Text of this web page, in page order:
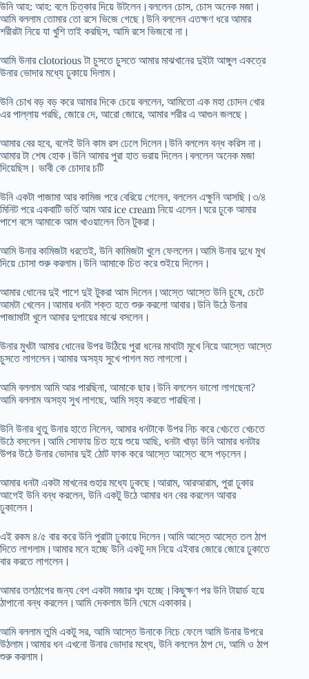
উনি আহ: আহ: বলে চিত্কার দিয়ে উটলেন।বললেন চোস, চোস অনেক মজা।
আমি বললাম তোমার তো রসে ভিজে গেছে।উনি বললেন এতক্ষণ ধরে আমার
শরীরটা নিয়ে যা খুশি তাই করছিস, আমি রসে ভিজবো না।
আমি উনার clotorious টা চুসতে চুসতে আমার মাঝখানের দুইটা আঙ্গুল একত্রে
উনার ভোদার মধ্যে ঢুকায়ে দিলাম।
উনি চোখ বড় বড় করে আমার দিকে চেয়ে বললেন, আমিতো এক মহা চোদন খোর
এর পাল্লায় পরছি, জোরে দে, আরো জোরে, আমার শরীর এ আগুন জলছে।
আমার বের হবে, বলেই উনি কাম রস ঢেলে দিলেন।উনি বললেন বন্ধ করিস না।
আমার টা শেষ হোক।উনি আমার পুরা হাত ভরায় দিলেন।বললেন অনেক মজা
দিয়েছিস। ভাবী কে চোদার চটি
উনি একটা পাজামা আর কামিজ পরে বেরিয়ে গেলেন, বললেন এক্ষুনি আসছি।৩/৪
মিনিট পরে একবাটি ভর্তি আম আর ice cream নিয়ে এলেন।ঘরে ঢুকে আমার
পাশে বসে আমাকে আম খাওয়ালেন তিন টুকরা।
আমি উনার কামিজটা ধরতেই, উনি কামিজটা খুলে ফেললেন।আমি উনার দুধে মুখ
দিয়ে চোসা শুরু করলাম।উনি আমাকে চিত করে শুইয়ে দিলেন।
আমার ধোনের দুই পাশে দুই টুকরা আম দিলেন।আস্তে আস্তে উনি চুষে, চেটে
আমটা খেলেন।আমার ধনটা শক্ত হতে শুরু করলো আবার।উনি উঠে উনার
পাজামাটা খুলে আমার দুপায়ের মাঝে বসলেন।
উনার মুখটা আমার ধোনের উপর উঠিয়ে পুরা ধনের মাথাটা মুখে নিয়ে আস্তে আস্তে
চুসতে লাগলেন।আমার অসহ্য সুখে পাগল মত লাগলো।
আমি বললাম আমি আর পারছিনা, আমাকে ছার।উনি বললেন ভালো লাগছেনা?
আমি বললাম অসহ্য সুখ লাগছে, আমি সহ্য করতে পারছিনা।
উনি উনার থুতু উনার হাতে নিলেন, আমার ধনটাকে উপর নিচ করে খেচতে খেচতে
উঠে বসলেন।আমি সোফায় চিত হয়ে শুয়ে আছি, ধনটা খাড়া উনি আমার ধনটার
উপর উঠে উনার ভোদার দুই ঠোট ফাক করে আস্তে আস্তে বসে পড়লেন।
আমার ধনটা একটা মাখনের গুহার মধ্যে ঢুকছে।আরাম, আরআরাম, পুরা ঢুকার
আগেই উনি বন্ধ করলেন, উনি একটু উঠে আমার ধন বের করলেন আবার
ঢুকালেন।
এই রকম ৪/৫ বার করে উনি পুরাটা ঢুকায়ে দিলেন।আমি আস্তে আস্তে তল ঠাপ
দিতে লাগলাম।আমার মনে হচ্ছে উনি একটু দম নিয়ে এইবার জোরে জোরে ঢুকাতে
বার করতে লাগলেন।
আমার তলঠাপের জন্য বেশ একটা মজার শব্দ হচ্ছে।কিছুক্ষণ পর উনি টায়ার্ড হয়ে
ঠাপানো বন্ধ করলেন।আমি দেকলাম উনি ঘেমে একাকার।
আমি বললাম তুমি একটু সর, আমি আস্তে উনাকে নিচে ফেলে আমি উনার উপরে
উঠলাম।আমার ধন এখনো উনার ভোদার মধ্যে, উনি বললেন ঠাপ দে, আমি ও ঠাপ
শুরু করলাম।